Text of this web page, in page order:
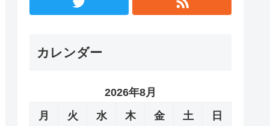
カレンダー
2026年8月
月
火 水 木 金 土 日